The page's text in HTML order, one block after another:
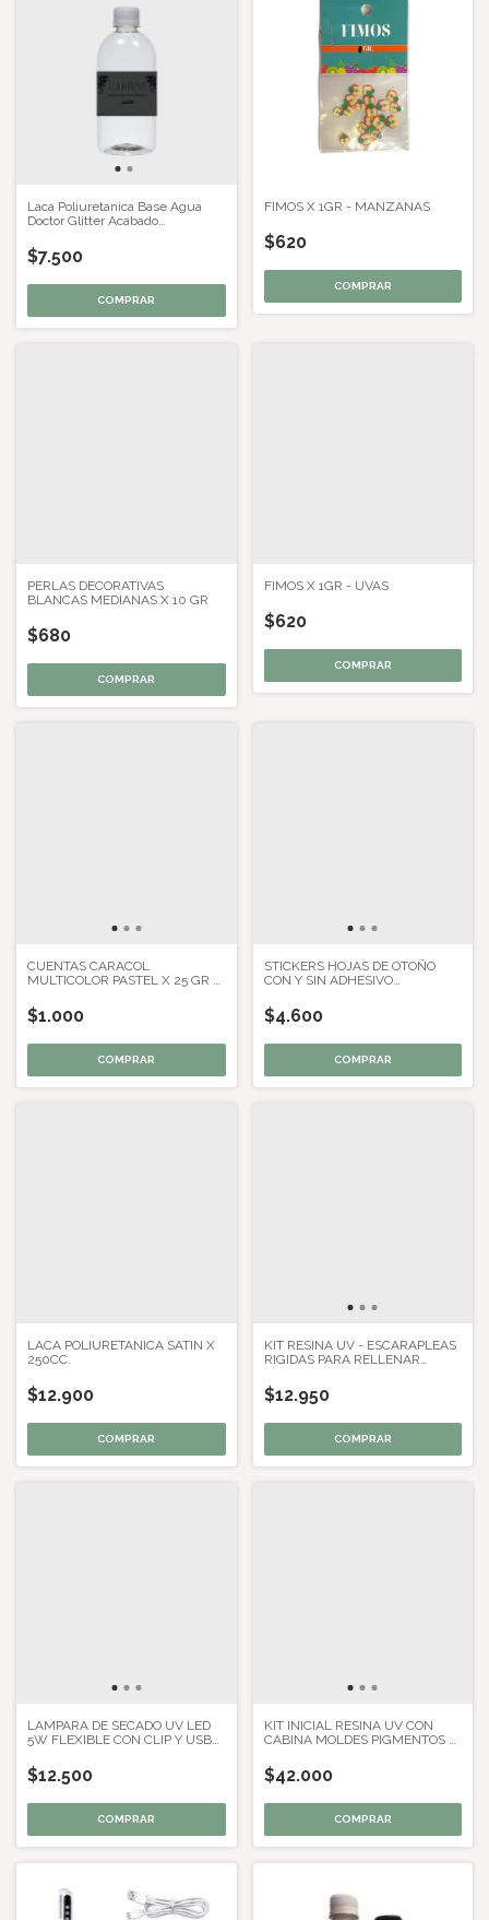
Laca Poliuretanica Base Agua
Doctor Glitter Acabado
$7.500
FIMOS X 1GR - MANZANAS
$620
PERLAS DECORATIVAS
BLANCAS MEDIANAS X 10 GR
$680
FIMOS X 1GR - UVAS
$620
CUENTAS CARACOL
MULTICOLOR PASTEL X 25 GR X
$1.000
STICKERS HOJAS DE OTOÑO
CON Y SIN ADHESIVO
$4.600
LACA POLIURETANICA SATIN X
250CC.
$12.900
KIT RESINA UV - ESCARAPLEAS
RIGIDAS PARA RELLENAR
$12.950
LAMPARA DE SECADO UV LED
5W FLEXIBLE CON CLIP Y USB
$12.500
KIT INICIAL RESINA UV CON
CABINA MOLDES PIGMENTOS Y
$42.000